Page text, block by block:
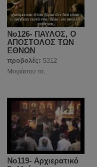
Νο126- ΠΑΥΛΟΣ, Ο
ΑΠΟΣΤΟΛΟΣ ΤΩΝ
ΕΘΝΩΝ
προβολές: 5312
Μοιράσου το..
Νο119- Αρχιερατικό